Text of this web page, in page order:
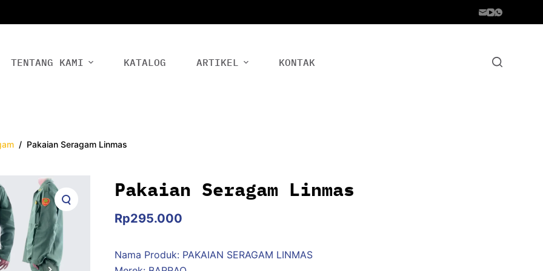
TENTANG KAMI KATALOG ARTIKEL KONTAK
/ Pakaian Seragam Linmas
Pakaian Seragam Linmas
Rp295.000
Nama Produk: PAKAIAN SERAGAM LINMAS